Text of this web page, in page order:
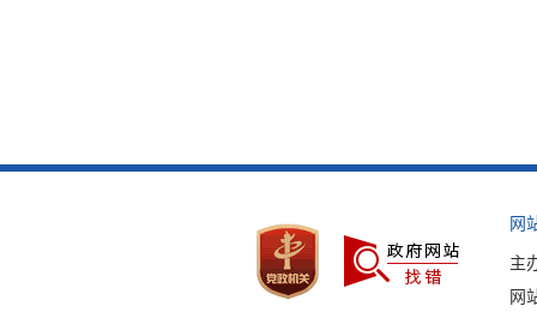
网
主
网